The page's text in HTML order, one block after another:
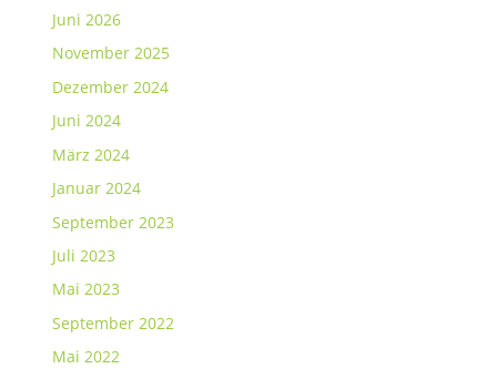
Juni 2026
November 2025
Dezember 2024
Juni 2024
März 2024
Januar 2024
September 2023
Juli 2023
Mai 2023
September 2022
Mai 2022